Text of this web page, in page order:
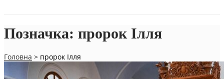
Позначка: пророк Ілля
Головна > пророк Ілля